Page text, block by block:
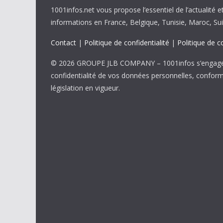
1001infos.net vous propose l’essentiel de l’actualité
informations en France, Belgique, Tunisie, Maroc,
Contact | Politique de confidentialité | Politique de
© 2026 GROUPE JLB COMPANY – 1001infos
confidentialité de vos données personnelles,
législation en vigueur.